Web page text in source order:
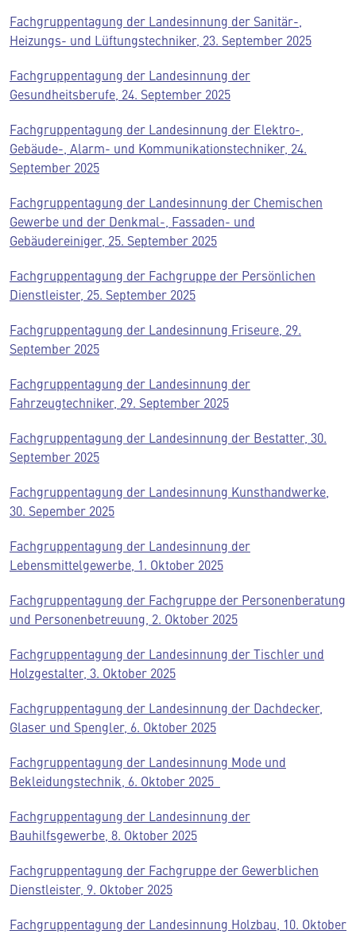
Fachgruppentagung der Landesinnung der Sanitär-,
Heizungs- und Lüftungstechniker, 23. September 2025
Fachgruppentagung der Landesinnung der
Gesundheitsberufe, 24. September 2025
Fachgruppentagung der Landesinnung der Elektro-,
Gebäude-, Alarm- und Kommunikationstechniker, 24.
September 2025
Fachgruppentagung der Landesinnung der Chemischen
Gewerbe und der Denkmal-, Fassaden- und
Gebäudereiniger, 25. September 2025
Fachgruppentagung der Fachgruppe der Persönlichen
Dienstleister, 25. September 2025
Fachgruppentagung der Landesinnung Friseure, 29.
September 2025
Fachgruppentagung der Landesinnung der
Fahrzeugtechniker, 29. September 2025
Fachgruppentagung der Landesinnung der Bestatter, 30.
September 2025
Fachgruppentagung der Landesinnung Kunsthandwerke,
30. Sepember 2025
Fachgruppentagung der Landesinnung der
Lebensmittelgewerbe, 1. Oktober 2025
Fachgruppentagung der Fachgruppe der Personenberatung
und Personenbetreuung, 2. Oktober 2025
Fachgruppentagung der Landesinnung der Tischler und
Holzgestalter, 3. Oktober 2025
Fachgruppentagung der Landesinnung der Dachdecker,
Glaser und Spengler, 6. Oktober 2025
Fachgruppentagung der Landesinnung Mode und
Bekleidungstechnik, 6. Oktober 2025
Fachgruppentagung der Landesinnung der
Bauhilfsgewerbe, 8. Oktober 2025
Fachgruppentagung der Fachgruppe der Gewerblichen
Dienstleister, 9. Oktober 2025
Fachgruppentagung der Landesinnung Holzbau, 10. Oktober